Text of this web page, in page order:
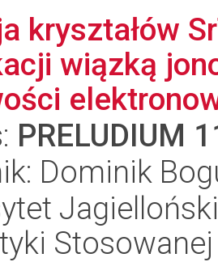
kryształów
wiązką
PRELUDIUM
Dominik
Stosowanej